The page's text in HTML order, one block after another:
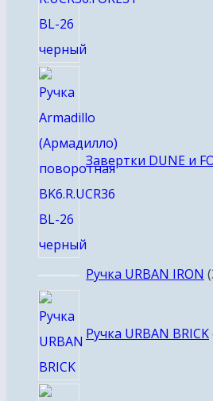
Завертки DUNE и
Ручка URBAN IRON
Ручка URBAN BRICK